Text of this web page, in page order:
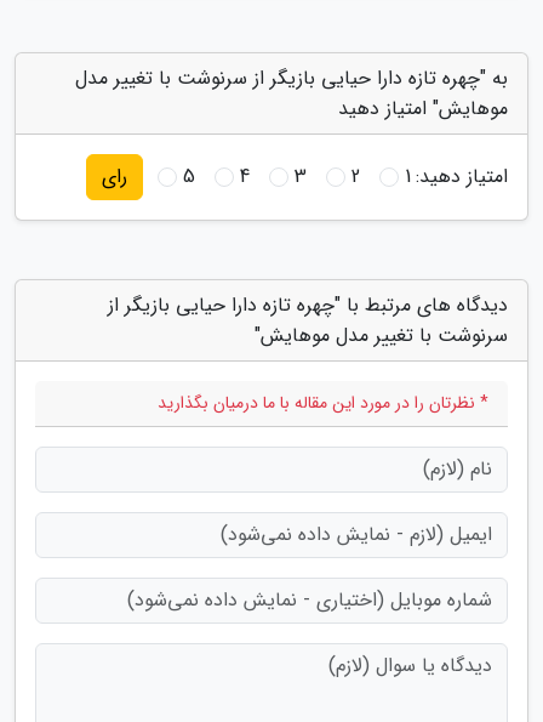
به "چهره تازه دارا حیایی بازیگر از سرنوشت با تغییر مدل
موهایش" امتیاز دهید
امتیاز دهید:1
2
3
4
5 رای
دیدگاه های مرتبط با "چهره تازه دارا حیایی بازیگر از
سرنوشت با تغییر مدل موهایش"
* نظرتان را در مورد این مقاله با ما درمیان بگذارید